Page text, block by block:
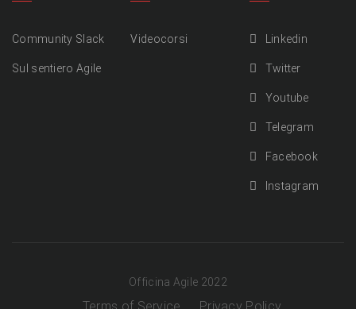
Community Slack
Sul sentiero Agile
Videocorsi Linkedin
Twitter
Youtube
Telegram
Facebook
Instagram
Officina Agile 2022